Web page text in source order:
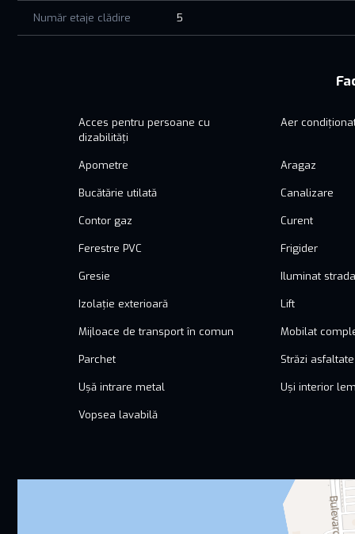
Număr etaje clădire 5
Acces pentru persoane cu
dizabilități
Aer
Apometre Aragaz
Bucătărie utilată Canalizare
Contor gaz Curent
Ferestre PVC Frigider
Gresie Iluminat
Izolație exterioară Lift
Mijloace de transport în comun Mobilat
Parchet Străzi asfaltate
Ușă intrare metal Uși interior
Vopsea lavabilă